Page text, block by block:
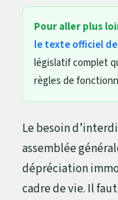
Pour aller plus
le texte officiel
législatif complet
règles de
Le besoin
assemblée
dépréciation
cadre de vie. Il